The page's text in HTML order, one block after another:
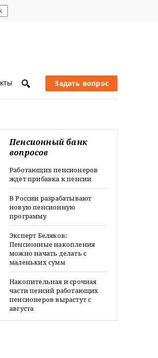
Задать вопрос
Пенсионный банк
вопросов
Работающих пенсионеров
ждет прибавка к пенсии
В России разрабатывают
новую пенсионную
программу
Эксперт Беляков:
Пенсионные накопления
можно начать делать с
маленьких сумм
Накопительная и срочная
части пенсий работающих
пенсионеров вырастут с
августа